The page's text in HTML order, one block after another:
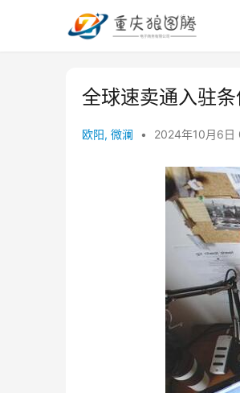
全球速卖通入驻条
欧阳, 微澜 • 2024年10月6日